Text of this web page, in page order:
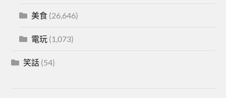
美食 (26,646)
電玩 (1,073)
笑話 (54)